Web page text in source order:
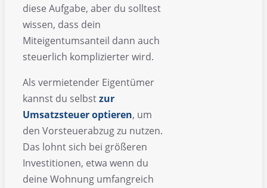
diese Aufgabe, aber du solltest
wissen, dass dein
Miteigentumsanteil dann auch
steuerlich komplizierter wird.
Als vermietender Eigentümer
kannst du selbstzur
Umsatzsteuer optieren, um
den Vorsteuerabzug zu nutzen.
Das lohnt sich bei größeren
Investitionen, etwa wenn du
deine Wohnung umfangreich